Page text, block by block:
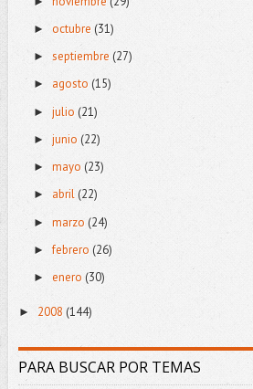
► octubre (31)
► septiembre (27)
► agosto (15)
► julio (21)
► junio (22)
► mayo (23)
► abril (22)
► marzo (24)
►febrero (26)
► enero (30)
► 2008 (144)
PARA BUSCAR POR TEMAS